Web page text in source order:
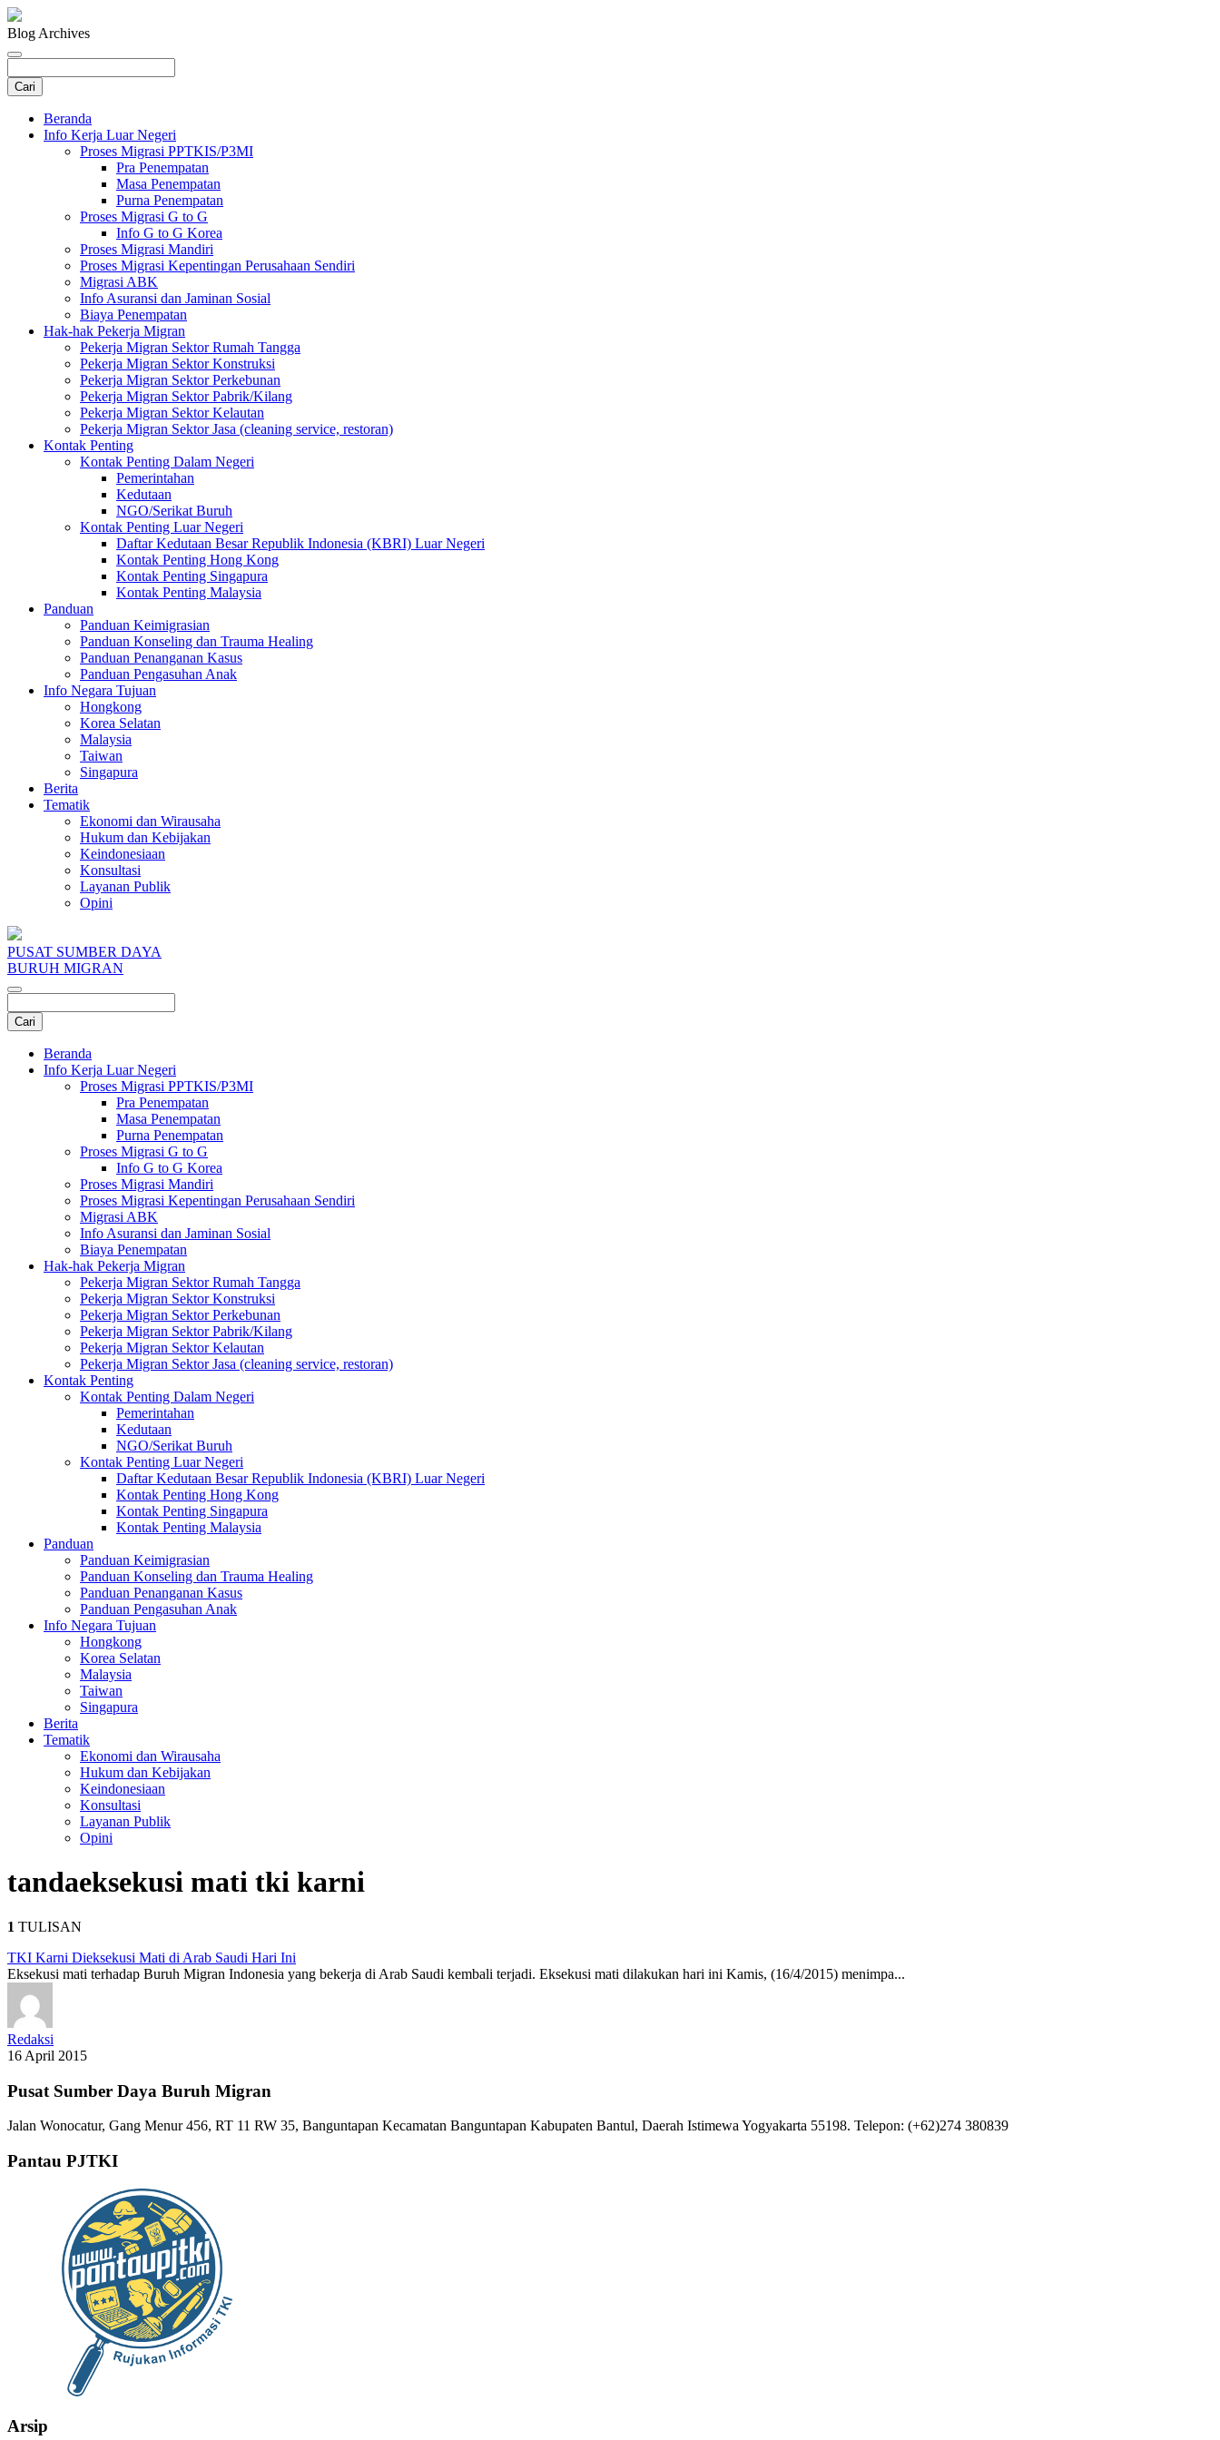
Blog Archives
Beranda
Info Kerja Luar Negeri
Proses Migrasi PPTKIS/P3MI
Pra Penempatan
Masa Penempatan
Purna Penempatan
Proses Migrasi G to G
Info G to G Korea
Proses Migrasi Mandiri
Proses Migrasi Kepentingan Perusahaan Sendiri
Migrasi ABK
Info Asuransi dan Jaminan Sosial
Biaya Penempatan
Hak-hak Pekerja Migran
Pekerja Migran Sektor Rumah Tangga
Pekerja Migran Sektor Konstruksi
Pekerja Migran Sektor Perkebunan
Pekerja Migran Sektor Pabrik/Kilang
Pekerja Migran Sektor Kelautan
Pekerja Migran Sektor Jasa (cleaning service, restoran)
Kontak Penting
Kontak Penting Dalam Negeri
Pemerintahan
Kedutaan
NGO/Serikat Buruh
Kontak Penting Luar Negeri
Daftar Kedutaan Besar Republik Indonesia (KBRI) Luar Negeri
Kontak Penting Hong Kong
Kontak Penting Singapura
Kontak Penting Malaysia
Panduan
Panduan Keimigrasian
Panduan Konseling dan Trauma Healing
Panduan Penanganan Kasus
Panduan Pengasuhan Anak
Info Negara Tujuan
Hongkong
Korea Selatan
Malaysia
Taiwan
Singapura
Berita
Tematik
Ekonomi dan Wirausaha
Hukum dan Kebijakan
Keindonesiaan
Konsultasi
Layanan Publik
Opini
PUSAT SUMBER DAYA
BURUH MIGRAN
Beranda
Info Kerja Luar Negeri
Proses Migrasi PPTKIS/P3MI
Pra Penempatan
Masa Penempatan
Purna Penempatan
Proses Migrasi G to G
Info G to G Korea
Proses Migrasi Mandiri
Proses Migrasi Kepentingan Perusahaan Sendiri
Migrasi ABK
Info Asuransi dan Jaminan Sosial
Biaya Penempatan
Hak-hak Pekerja Migran
Pekerja Migran Sektor Rumah Tangga
Pekerja Migran Sektor Konstruksi
Pekerja Migran Sektor Perkebunan
Pekerja Migran Sektor Pabrik/Kilang
Pekerja Migran Sektor Kelautan
Pekerja Migran Sektor Jasa (cleaning service, restoran)
Kontak Penting
Kontak Penting Dalam Negeri
Pemerintahan
Kedutaan
NGO/Serikat Buruh
Kontak Penting Luar Negeri
Daftar Kedutaan Besar Republik Indonesia (KBRI) Luar Negeri
Kontak Penting Hong Kong
Kontak Penting Singapura
Kontak Penting Malaysia
Panduan
Panduan Keimigrasian
Panduan Konseling dan Trauma Healing
Panduan Penanganan Kasus
Panduan Pengasuhan Anak
Info Negara Tujuan
Hongkong
Korea Selatan
Malaysia
Taiwan
Singapura
Berita
Tematik
Ekonomi dan Wirausaha
Hukum dan Kebijakan
Keindonesiaan
Konsultasi
Layanan Publik
Opini
tandaeksekusi mati tki karni
1 TULISAN
TKI Karni Dieksekusi Mati di Arab Saudi Hari Ini
Eksekusi mati terhadap Buruh Migran Indonesia yang bekerja di Arab Saudi kembali terjadi. Eksekusi mati dilakukan hari ini Kamis, (16/4/2015) menimpa...
Redaksi
16 April 2015
Pusat Sumber Daya Buruh Migran
Jalan Wonocatur, Gang Menur 456, RT 11 RW 35, Banguntapan Kecamatan Banguntapan Kabupaten Bantul, Daerah Istimewa Yogyakarta 55198. Telepon: (+62)274 380839
Pantau PJTKI
Arsip